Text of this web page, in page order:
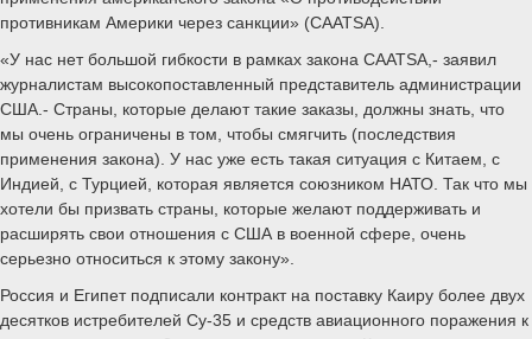
противникам Америки через санкции» (CAATSA).
«У нас нет большой гибкости в рамках закона CAATSA,- заявил
журналистам высокопоставленный представитель администрации
США.- Страны, которые делают такие заказы, должны знать, что
мы очень ограничены в том, чтобы смягчить (последствия
применения закона). У нас уже есть такая ситуация с Китаем, с
Индией, с Турцией, которая является союзником НАТО. Так что мы
хотели бы призвать страны, которые желают поддерживать и
расширять свои отношения с США в военной сфере, очень
серьезно относиться к этому закону».
Россия и Египет подписали контракт на поставку Каиру более двух
десятков истребителей Су-35 и средств авиационного поражения к